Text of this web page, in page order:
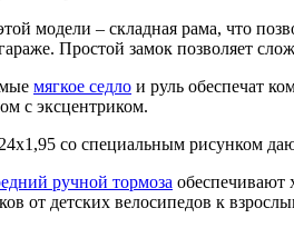
модели – складная рама, что
Простой замок позволяет
мягкое седло и руль обеспечат
с эксцентриком.
24x1,95 со специальным рисунком
ручной тормоза обеспечивают
от детских велосипедов к